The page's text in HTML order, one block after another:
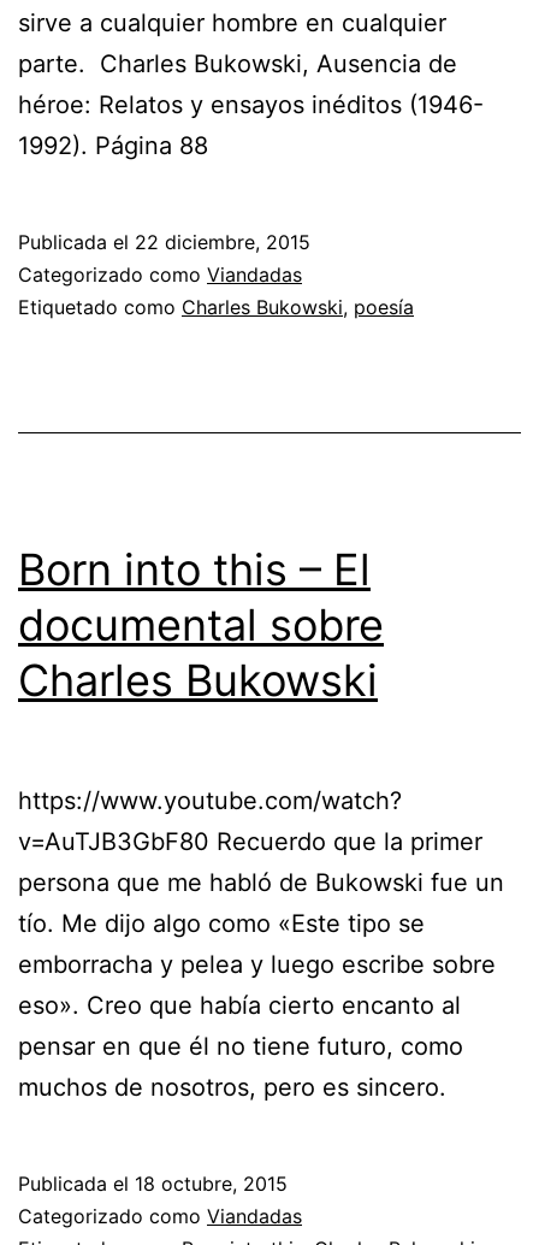
sirve a cualquier hombre en cualquier
parte. Charles Bukowski, Ausencia de
héroe: Relatos y ensayos inéditos (1946-
1992). Página 88
Publicada el 22 diciembre, 2015
Categorizado como Viandadas
Etiquetado como Charles Bukowski, poesía
Born into this – El
documental sobre
Charles Bukowski
https://www.youtube.com/watch?
v=AuTJB3GbF80 Recuerdo que la primer
persona que me habló de Bukowski fue un
tío. Me dijo algo como «Este tipo se
emborracha y pelea y luego escribe sobre
eso». Creo que había cierto encanto al
pensar en que él no tiene futuro, como
muchos de nosotros, pero es sincero.
Publicada el 18 octubre, 2015
Categorizado como Viandadas